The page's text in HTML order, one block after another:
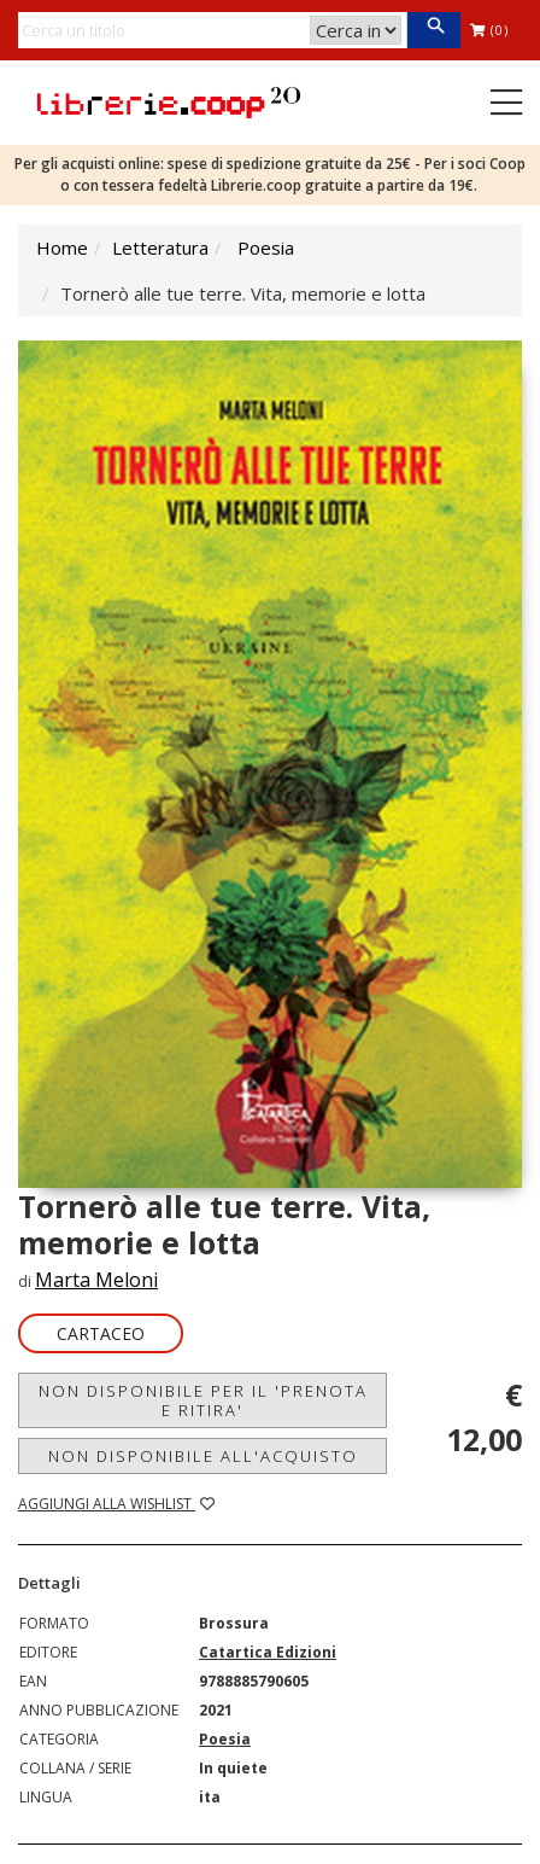
(0)
Per gli acquisti online: spese di spedizione gratuite da 25€ - Per i soci Coop
o con tessera fedeltà Librerie.coop gratuite a partire da 19€.
Home Letteratura
Poesia
Tornerò alle tue terre. Vita, memorie e lotta
Tornerò alle tue terre. Vita,
memorie e lotta
di Marta Meloni
CARTACEO
NON DISPONIBILE PER IL 'PRENOTA
E RITIRA'
NON DISPONIBILE ALL'ACQUISTO
AGGIUNGI ALLA WISHLIST
€
12,00
Dettagli
FORMATO
Brossura
EDITORE
Catartica Edizioni
EAN
9788885790605
ANNO PUBBLICAZIONE
2021
CATEGORIA
Poesia
COLLANA / SERIE
In quiete
LINGUA
ita